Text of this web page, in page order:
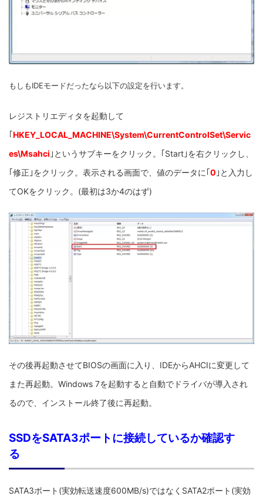
もしもIDEモードだったなら以下の設定を行います。
レジストリエディタを起動して
｢HKEY_LOCAL_MACHINE\System\CurrentControlSet\Servic
es\Msahci ｣というサブキーをクリック。｢Start｣を右クリックし、
｢修正｣をクリック。表示される画面で、値のデータに｢0 ｣と入力し
てOKをクリック。(最初は3か4のはず)
その後再起動させてBIOSの画面に入り、IDEからAHCIに変更して
また再起動。Windows 7を起動すると自動でドライバが導入され
るので、インストール終了後に再起動。
SSDをSATA3ポートに接続しているか確認す
る
SATA3ポート(実効転送速度600MB/s)ではなくSATA2ポート(実効